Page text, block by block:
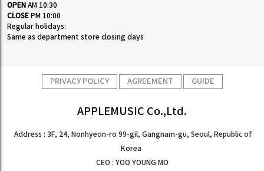
OPEN AM 10:30
CLOSE PM 10:00
Regular holidays:
Same as department store closing days
PRIVACY POLICY AGREEMENT GUIDE
APPLEMUSIC Co.,Ltd.
Address : 3F, 24, Nonhyeon-ro 99-gil, Gangnam-gu, Seoul, Republic of
Korea
CEO : YOO YOUNG MO